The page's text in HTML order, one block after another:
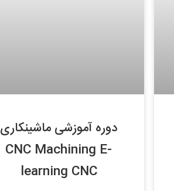
دوره آموزشی ماشینکاری
CNC Machining E-
learning CNC